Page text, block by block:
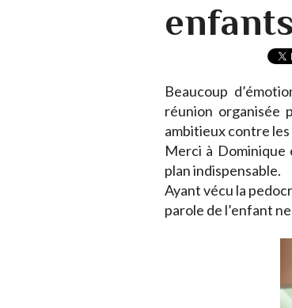
Beaucoup
réunion organisée
ambitieux contre
Merci à Dominique
plan indispensable.
Ayant vécu la
parole de l’enfant